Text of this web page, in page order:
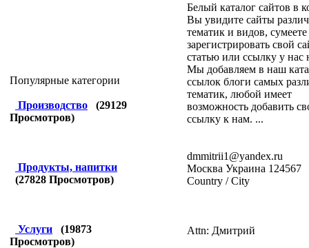
Популярные категории
Производство (29129
Просмотров)
Продукты, напитки
(27828 Просмотров)
Услуги (19873
Просмотров)
Белый каталог сайтов в
Вы увидите сайты
тематик и видов, сумеете
зарегистрировать свой
статью или ссылку у нас
Мы добавляем в наш
ссылок блоги самых
тематик, любой имеет
возможность добавить
ссылку к нам. ...
dmmitrii1@yandex.ru
Москва Украина 124567
Country / City
Attn: Дмитрий